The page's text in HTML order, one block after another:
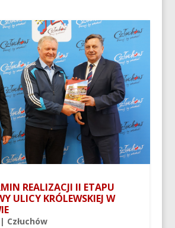
REALIZACJI II ETAPU
ULICY KRÓLEWSKIEJ W
Człuchów